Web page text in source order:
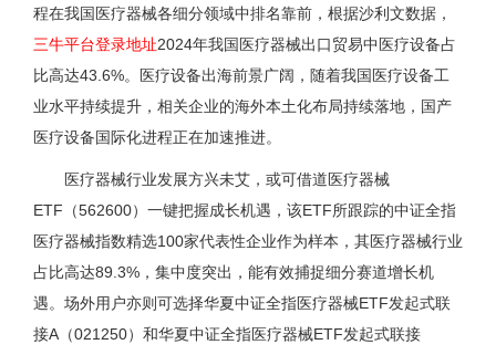
程在我国医疗器械各细分领域中排名靠前，根据沙利文数据，
三牛平台登录地址2024年我国医疗器械出口贸易中医疗设备占
比高达43.6%。医疗设备出海前景广阔，随着我国医疗设备工
业水平持续提升，相关企业的海外本土化布局持续落地，国产
医疗设备国际化进程正在加速推进。
医疗器械行业发展方兴未艾，或可借道医疗器械
ETF（562600）一键把握成长机遇，该ETF所跟踪的中证全指
医疗器械指数精选100家代表性企业作为样本，其医疗器械行业
占比高达89.3%，集中度突出，能有效捕捉细分赛道增长机
遇。场外用户亦则可选择华夏中证全指医疗器械ETF发起式联
接A（021250）和华夏中证全指医疗器械ETF发起式联接